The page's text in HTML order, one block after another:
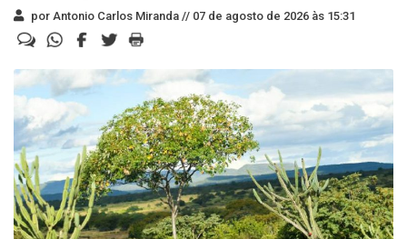
por Antonio Carlos Miranda // 07 de agosto de 2026 às 15:31